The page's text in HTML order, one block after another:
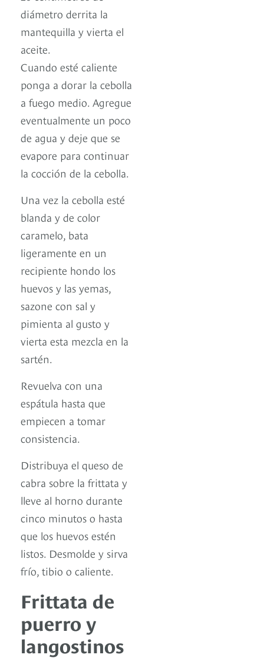
diámetro derrita la
mantequilla y vierta el
aceite.
Cuando esté caliente
ponga a dorar la cebolla
a fuego medio. Agregue
eventualmente un poco
de agua y deje que se
evapore para continuar
la cocción de la cebolla.
Una vez la cebolla esté
blanda y de color
caramelo, bata
ligeramente en un
recipiente hondo los
huevos y las yemas,
sazone con sal y
pimienta al gusto y
vierta esta mezcla en la
sartén.
Revuelva con una
espátula hasta que
empiecen a tomar
consistencia.
Distribuya el queso de
cabra sobre la frittata y
lleve al horno durante
cinco minutos o hasta
que los huevos estén
listos. Desmolde y sirva
frío, tibio o caliente.
Frittata de
puerro y
langostinos